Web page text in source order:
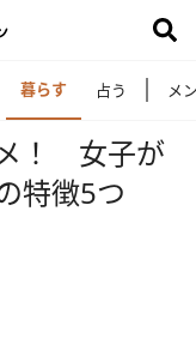
暮らす 占う メ
！ 女子が
特徴5つ